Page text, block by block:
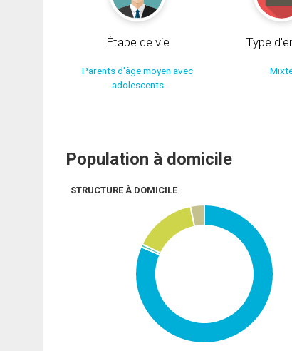
Étape de vie
Parents d'âge moyen avec
adolescents
Type
Population à domicile
STRUCTURE À DOMICILE